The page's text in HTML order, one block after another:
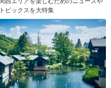
トピックスを大特集